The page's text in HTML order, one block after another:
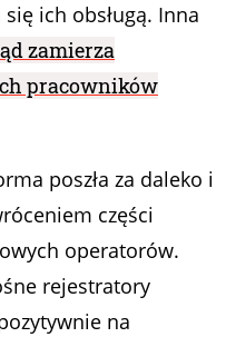
ich obsługą. Inna
zamierza
pracowników
poszła za daleko i
części
operatorów.
rejestratory
na